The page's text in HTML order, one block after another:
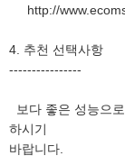
http://
4. 추천 선택사항
----------------
보다 좋은 성능으
하시기
바랍니다.